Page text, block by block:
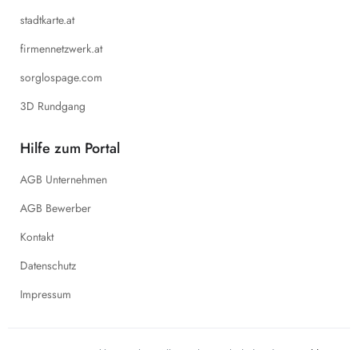
stadtkarte.at
firmennetzwerk.at
sorglospage.com
3D Rundgang
Hilfe zum Portal
AGB Unternehmen
AGB Bewerber
Kontakt
Datenschutz
Impressum